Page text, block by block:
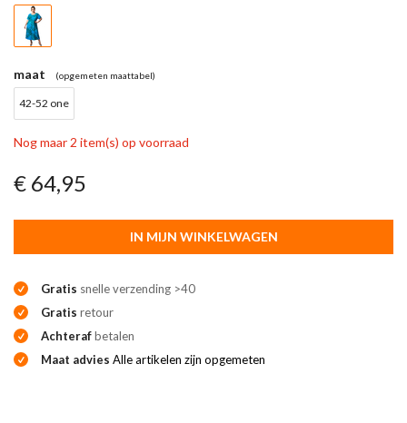
maat (opgemeten maattabel)
42-52 one
Nog maar 2 item(s) op voorraad
€ 64,95
IN MIJN WINKELWAGEN
Gratis snelle verzending >40
Gratis retour
Achterafbetalen
Maat advies Alle artikelen zijn opgemeten